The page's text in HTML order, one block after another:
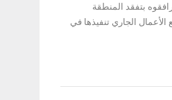
ومرافقوه بتفقد المنطقة
الجاري تنفيذها في